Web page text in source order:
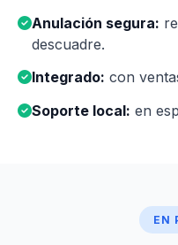
Anulación segura:
descuadre.
Integrado: con
Soporte local: en
EN